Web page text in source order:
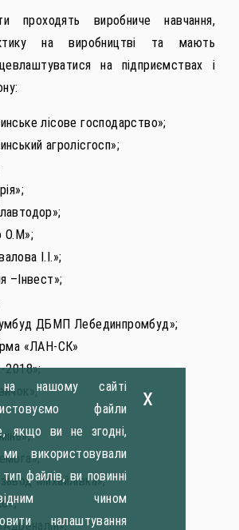
проходять виробниче навчання,
на виробництві та мають
на підприємствах і
лісове господарство»;
агролісгосп»;
О.М»;
І.І.»;
–Інвест»;
ДБМП Лебединпромбуд»;
«ЛАН-СК»
2018»;
Михайлівка»;
нашому сайті
файли
якщо ви не згодні,
використовували
файлів, ви повинні
чином
налаштування
x